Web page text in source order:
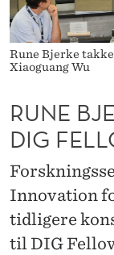
U
T
N
E
V
N
T
T
Rune Bjerke
Xiaoguang Wu
RUNE
DIG
Innovation
tidligere
til DIG